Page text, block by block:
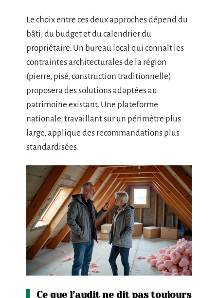
Le choix entre ces deux approches dépend du
bâti, du budget et du calendrier du
propriétaire. Un bureau local qui connaît les
contraintes architecturales de la région
(pierre, pisé, construction traditionnelle)
proposera des solutions adaptées au
patrimoine existant. Une plateforme
nationale, travaillant sur un périmètre plus
large, applique des recommandations plus
standardisées.
Ce que l’audit ne dit pas toujours